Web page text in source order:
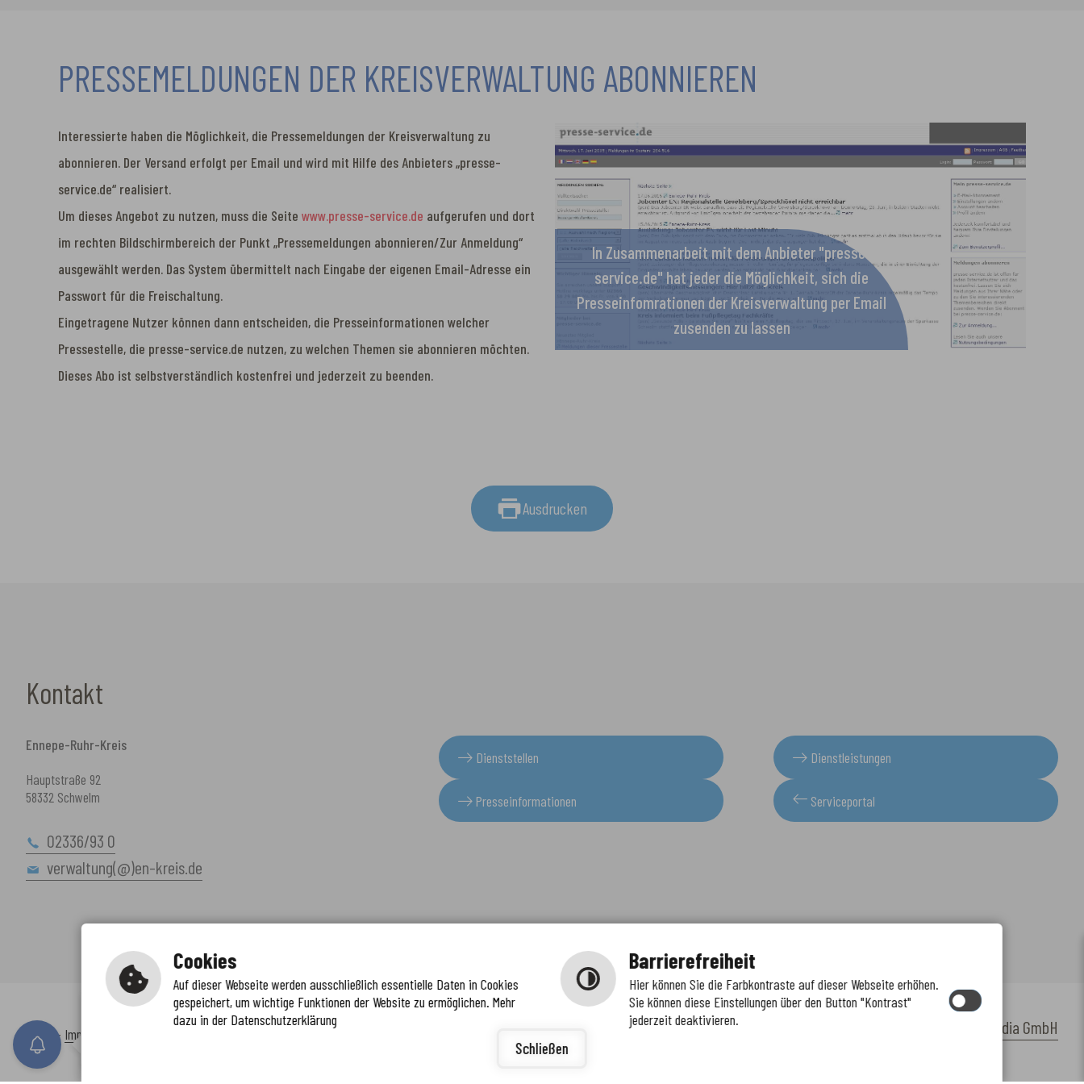
PRESSEMELDUNGEN DER KREISVERWALTUNG ABONNIEREN
In Zusammenarbeit mit dem Anbieter "presse-
service.de" hat jeder die Möglichkeit, sich die
Presseinfomrationen der Kreisverwaltung per Email
zusenden zu lassen
Interessierte haben die Möglichkeit, die Pressemeldungen der Kreisverwaltung zu
abonnieren. Der Versand erfolgt per Email und wird mit Hilfe des Anbieters „presse-
service.de“ realisiert.
Um dieses Angebot zu nutzen, muss die Seite www.presse-service.de aufgerufen und dort
im rechten Bildschirmbereich der Punkt „Pressemeldungen abonnieren/Zur Anmeldung“
ausgewählt werden. Das System übermittelt nach Eingabe der eigenen Email-Adresse ein
Passwort für die Freischaltung.
Eingetragene Nutzer können dann entscheiden, die Presseinformationen welcher
Pressestelle, die presse-service.de nutzen, zu welchen Themen sie abonnieren möchten.
Dieses Abo ist selbstverständlich kostenfrei und jederzeit zu beenden.
Ausdrucken
Kontakt
Ennepe-Ruhr-Kreis
Hauptstraße 92
58332 Schwelm
02336/93 0
verwaltung(@)en-kreis.de
Dienststellen Dienstleistungen
Presseinformationen Serviceportal
Inhalt - Impressum - cm citymedia GmbH
Immer auf dem neuesten Stand
www.enkreis.de möchte Ihnen Benachrichtigunge
Cookies
Auf dieser Webseite werden ausschließlich essentielle Daten in Cookies
gespeichert, um wichtige Funktionen der Website zu ermöglichen. Mehr
dazu in der Datenschutzerklärung
Barrierefreiheit
Hier können Sie die Farbkontraste auf dieser Webseite erhöhen.
Sie können diese Einstellungen über den Button "Kontrast"
jederzeit deaktivieren.
Schließen